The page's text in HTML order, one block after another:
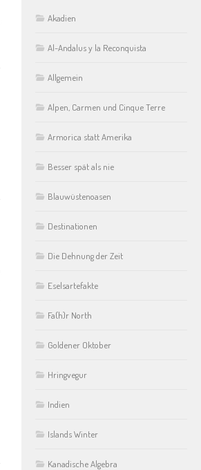
Akadien
Al-Andalus y la Reconquista
Allgemein
Alpen, Carmen und Cinque Terre
Armorica statt Amerika
Besser spät als nie
Blauwüstenoasen
Destinationen
Die Dehnung der Zeit
Eselsartefakte
Fa(h)r North
Goldener Oktober
Hringvegur
Indien
Islands Winter
Kanadische Algebra